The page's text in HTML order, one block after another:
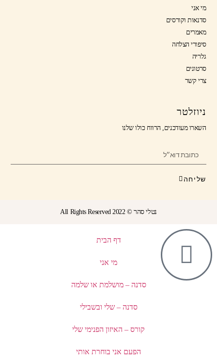
מי אני
סדנאות וקורסים
מאמרים
סיפורי הצלחה
גלריה
סרטונים
צרי קשר
ניוזלטר
השארו מעודכנים, הרווח כולו שלנו
שליחה
נטלי סהר © All Rights Reserved 2022
דף הבית
מי אני
סדנה – מושלמת או שלמה
סדנה – שלי ובשבילי
קורס – האיזון הפנימי שלי
הפעם אני בוחרת אותי